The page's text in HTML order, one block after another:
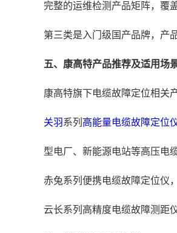
完整的运维检测产品矩阵，覆
第三类是入门级国产品牌，产
五、康高特产品推荐及适用场
康高特旗下电缆故障定位相关
关羽系列 高能量电缆故障定位
型电厂、新能源电站等高压电
赤兔系列便携电缆故障定位仪
云长系列高精度电缆故障测距